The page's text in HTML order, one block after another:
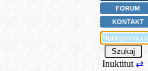
FORUM
KONTAKT
Inuktitut⇄